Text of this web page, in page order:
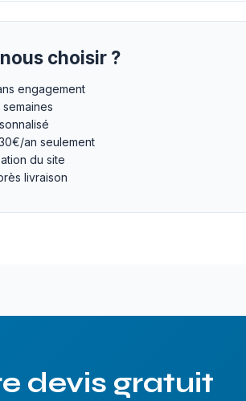
choisir ?
engagement
an seulement
du site
livraison
devis gratuit